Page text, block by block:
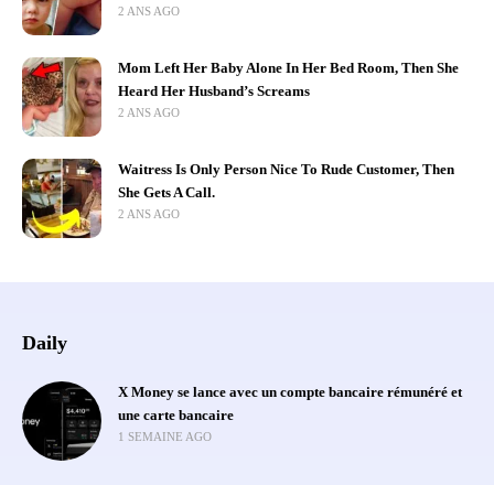
2 ANS AGO
Mom Left Her Baby Alone In Her Bed Room, Then She
Heard Her Husband’s Screams
2 ANS AGO
Waitress Is Only Person Nice To Rude Customer, Then
She Gets A Call.
2 ANS AGO
Daily
X Money se lance avec un compte bancaire rémunéré et
une carte bancaire
1 SEMAINE AGO